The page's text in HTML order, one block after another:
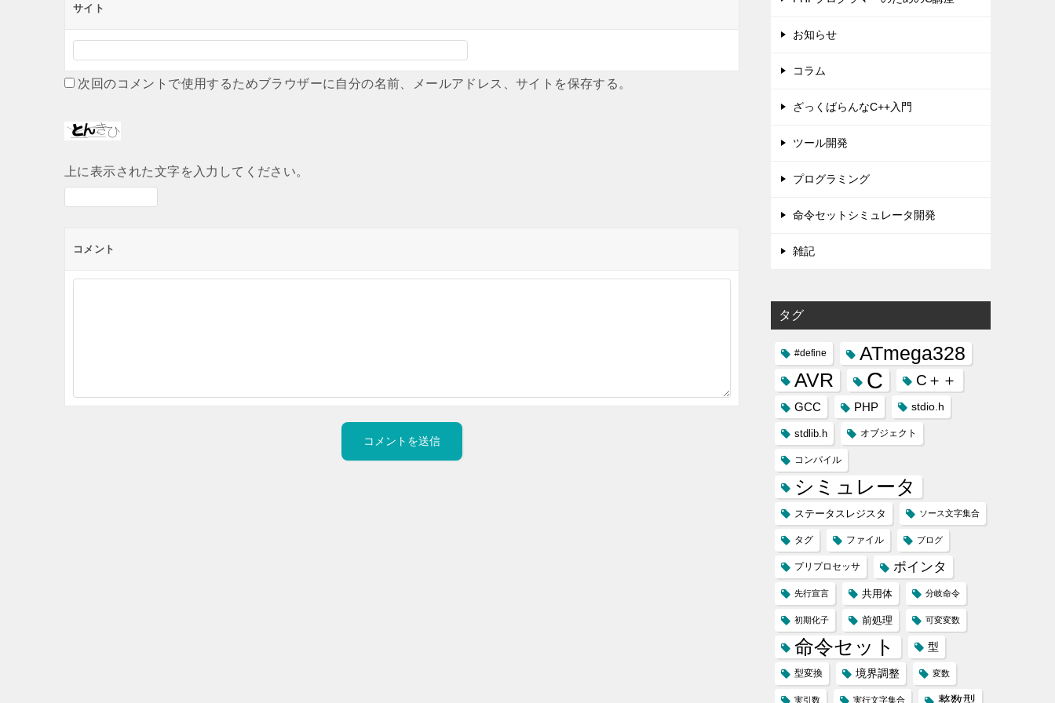
サイト
次回のコメントで使用するためブラウザーに自分の名前、メールアドレス、サイトを保存する。
上に表示された文字を入力してください。
コメント
お知らせ
コラム
ざっくばらんなC++入門
ツール開発
プログラミング
命令セットシミュレータ開発
雑記
タグ
#define
ATmega328
AVR
C C＋＋
GCC PHP stdio.h
stdlib.h オブジェクト
コンパイル
シミュレータ
ステータスレジスタ ソース文字集合
タグ ファイル ブログ
プリプロセッサ ポインタ
先行宣言 共用体 分岐命令
初期化子 前処理 可変変数
命令セット 型
型変換 境界調整 変数
実引数 実行文字集合 整数型